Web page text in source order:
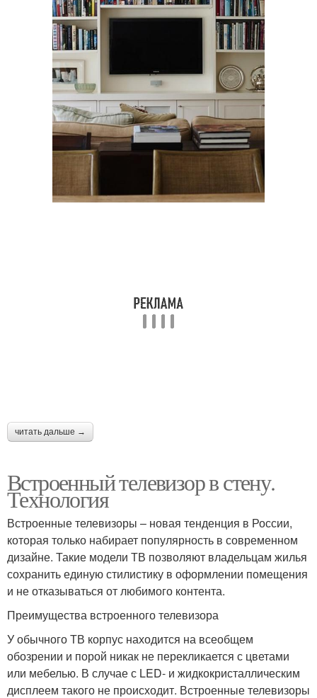
читать дальше →
Встроенный телевизор в стену.
Технология
Встроенные телевизоры – новая тенденция в России,
которая только набирает популярность в современном
дизайне. Такие модели ТВ позволяют владельцам жилья
сохранить единую стилистику в оформлении помещения
и не отказываться от любимого контента.
Преимущества встроенного телевизора
У обычного ТВ корпус находится на всеобщем
обозрении и порой никак не перекликается с цветами
или мебелью. В случае с LED- и жидкокристаллическим
дисплеем такого не происходит. Встроенные телевизоры